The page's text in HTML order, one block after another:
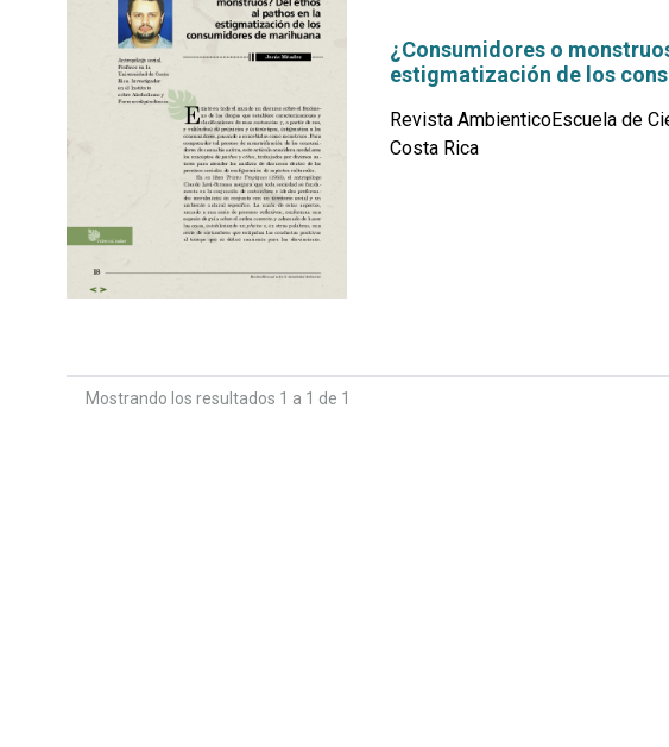
¿Consumidores o
estigmatización de los
Revista AmbienticoEscuela de
Costa Rica
Mostrando los resultados 1 a 1 de 1